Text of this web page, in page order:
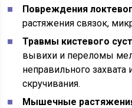
Повреждения
растяжения связок,
Травмы кистевого
вывихи и переломы
неправильного захвата
скручивания.
Мышечные